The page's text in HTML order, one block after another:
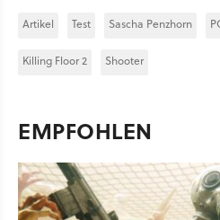
Artikel Test Sascha Penzhorn
Killing Floor 2 Shooter
EMPFOHLEN